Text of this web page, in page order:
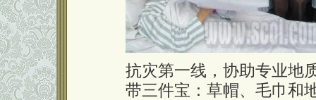
抗灾第一线，协助专业地
带三件宝：草帽、毛巾和